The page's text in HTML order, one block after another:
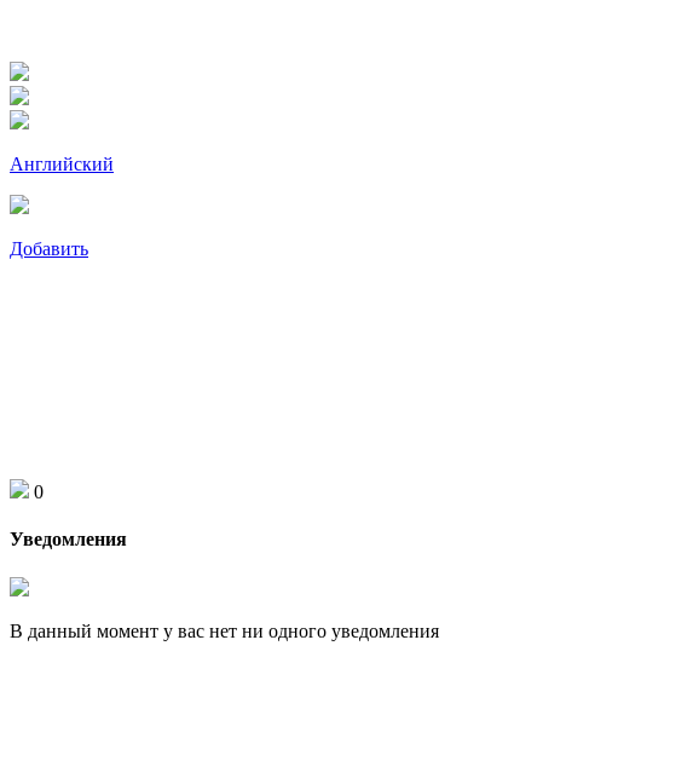
Английский
Добавить
0
Уведомления
В данный момент у вас нет ни одного уведомления